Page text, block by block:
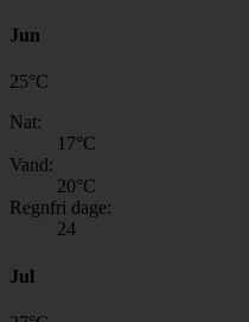
Jun
25°C
Nat:
17°C
Vand:
20°C
Regnfri dage:
24
Jul